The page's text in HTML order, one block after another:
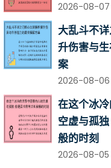
2026-08-07
大乱斗不
升伤害与
案
2026-08-06
在这个冰
空虚与孤
般的时刻
2026-08-05